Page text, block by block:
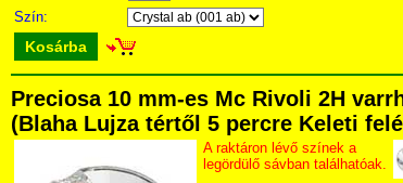
Szín:
Kosárba
Preciosa 10 mm-es Mc Rivoli 2H
(Blaha Lujza tértől 5 percre Keleti
A raktáron lévő színek a
legördülő sávban találhatóak.